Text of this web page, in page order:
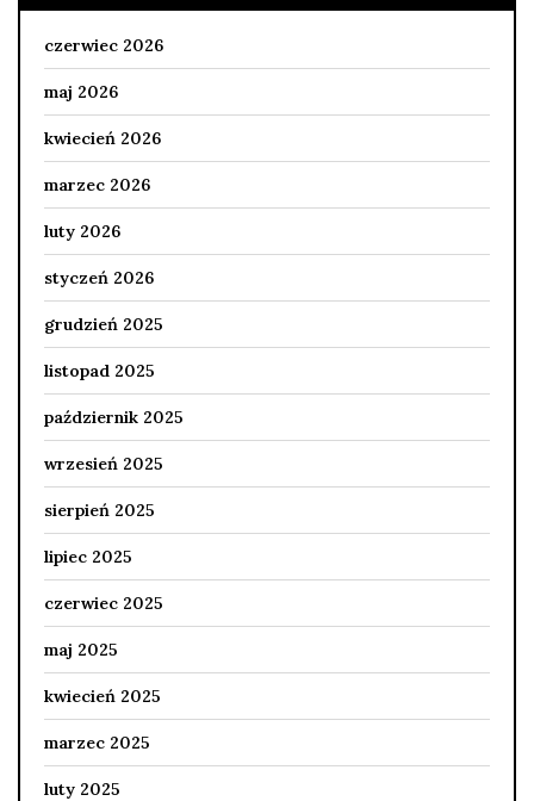
czerwiec 2026
maj 2026
kwiecień 2026
marzec 2026
luty 2026
styczeń 2026
grudzień 2025
listopad 2025
październik 2025
wrzesień 2025
sierpień 2025
lipiec 2025
czerwiec 2025
maj 2025
kwiecień 2025
marzec 2025
luty 2025